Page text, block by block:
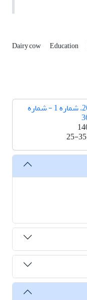
Dairy cow Education
دوره 26، شماره 1 - شماره
25-35